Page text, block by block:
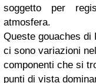
soggetto per
atmosfera.
Queste gouaches di
ci sono variazioni
componenti che si
punti di vista